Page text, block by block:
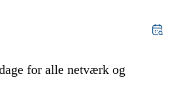
for alle netværk og